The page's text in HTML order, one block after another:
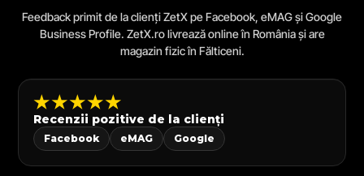
Feedback primit de la clienți ZetX pe Facebook, eMAG și Google
Business Profile. ZetX.ro livrează online în România și are
magazin fizic în Fălticeni.
★★★★★
Recenzii pozitive de la clienți
Facebook eMAG Google